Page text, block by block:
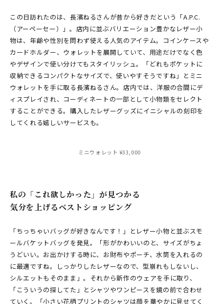
この日訪れたのは、長濱ねるさんが昔から好きだという「A.P.C.
（アーペーセー）」。店内に並ぶバリエーション豊かなレザー小
物は、年齢や性別を問わず使える人気のアイテム。コインケースや
カードホルダー、ウォレットを展開していて、用途だけでなく色
やデザインで使い分けてもスタイリッシュ。「どれもポケットに
収納できるコンパクトなサイズで、使いやすそうですね」とミニ
ウォレットを手に取る長濱ねるさん。店内では、洋服の合間にデ
ィスプレイされ、コーディネートの一部として小物類をセレクト
することができる。購入したレザーグッズにイニシャルの刻印を
してくれる嬉しいサービスも。
ミニウォレット ¥33,000
私の「これ欲しかった」が見つかる
気分を上げるベストショッピング
「ちっちゃいバッグが好きなんです！」とレザー小物と並ぶスモ
ールバケットバッグを発見。「形がかわいいのと、サイズがちょ
うどいい。お出かけする時に、お財布やポーチ、水筒を入れるの
に最適ですね。しっかりしたレザーなので、型崩れもしないし、
シルエットもそのまま」。それから新作のウェアを手に取り、
「こういうの探してた」とシャツやワンピースを鏡の前で合わせ
ていく。「小さい花柄プリントのシャツは顔を華やかに見せてく